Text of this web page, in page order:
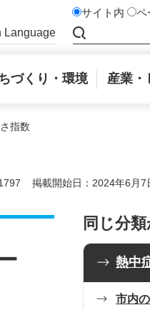
Language
サイト内 ペ
づくり・環境 産業・
指数
掲載開始日：2024年6月7
同じ分
熱中
市内